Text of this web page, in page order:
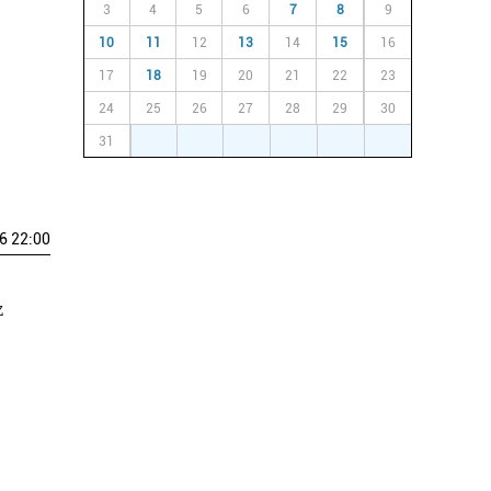
22:00
3 4 5 6 7 8 9
10 11 12 13 14 15 16
17 18 19 20 21 22 23
24 25 26 27 28 29 30
31